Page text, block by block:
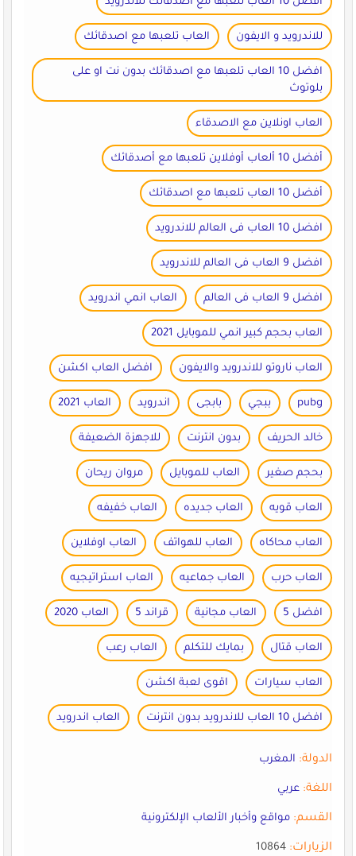
للاندرويد و الايفون العاب تلعبها مع اصدقائك
افضل 10 العاب تلعبها مع اصدقائك بدون نت او على
بلوتوث
العاب اونلاين مع الاصدقاء
أفضل 10 ألعاب أوفلاين تلعبها مع أصدقائك
أفضل 10 العاب تلعبها مع اصدقائك
افضل 10 العاب فى العالم للاندرويد
افضل 9 العاب فى العالم للاندرويد
افضل 9 العاب فى العالم العاب انمي اندرويد
العاب بحجم كبير انمي للموبايل 2021
العاب ناروتو للاندرويد والايفون افضل العاب اكشن
pubg ببجي بابجى اندرويد العاب 2021
خالد الحريف بدون انترنت للاجهزة الضعيفة
بحجم صغير العاب للموبايل مروان ريحان
العاب قويه العاب جديده العاب خفيفه
العاب محاكاه العاب للهواتف العاب اوفلاين
العاب حرب العاب جماعيه العاب استراتيجيه
افضل 5 العاب مجانية قراند 5 العاب 2020
العاب قتال بمايك للتكلم العاب رعب
العاب سيارات اقوى لعبة اكشن
افضل 10 العاب للاندرويد بدون انترنت العاب اندرويد
الدولة: المغرب
اللغة: عربي
القسم: مواقع وأخبار الألعاب الإلكترونية
الزيارات:10864